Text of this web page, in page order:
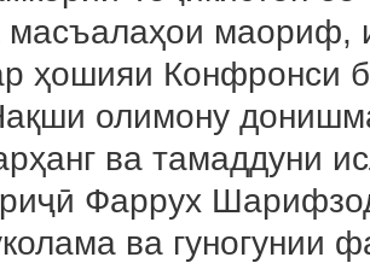
масъалаҳои маориф,
ҳошияи Конфронси
олимону
ва тамаддуни
Фаррух
ва гуногунии